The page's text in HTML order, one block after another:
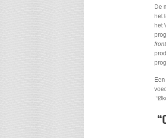
De
het
het